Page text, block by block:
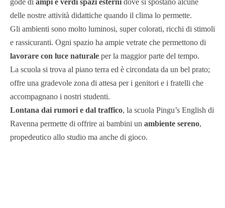
gode di ampi e verdi spazi esterni dove si spostano alcune
delle nostre attività didattiche quando il clima lo permette.
Gli ambienti sono molto luminosi, super colorati, ricchi di stimoli
e rassicuranti. Ogni spazio ha ampie vetrate che permettono di
lavorare con luce naturale per la maggior parte del tempo.
La scuola si trova al piano terra ed è circondata da un bel prato;
offre una gradevole zona di attesa per i genitori e i fratelli che
accompagnano i nostri studenti.
Lontana dai rumori e dal traffico, la scuola Pingu’s English di
Ravenna permette di offrire ai bambini un ambiente sereno,
propedeutico allo studio ma anche di gioco.